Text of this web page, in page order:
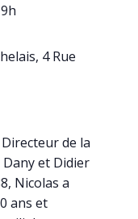
4 Rue
de la
et Didier
Nicolas a
ans et